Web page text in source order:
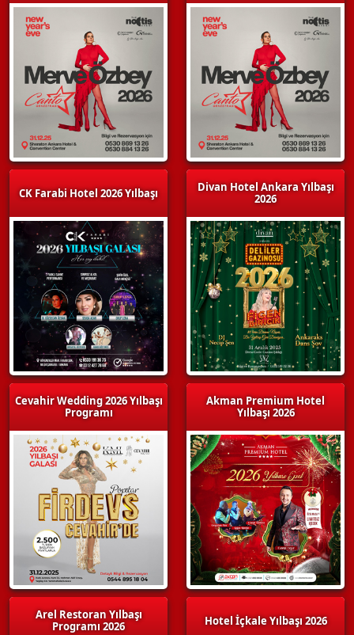
CK Farabi Hotel 2026 Yılbaşı
Cevahir Wedding 2026 Yılbaşı
Programı
Arel Restoran Yılbaşı
Programı 2026
Divan Hotel Ankara Yılbaşı
2026
Akman Premium Hotel
Yılbaşı 2026
Hotel İçkale Yılbaşı 2026